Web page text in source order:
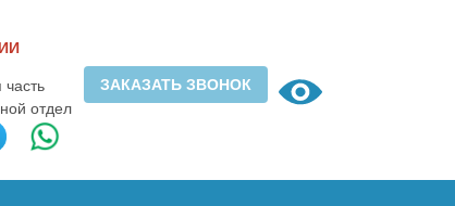
часть
отдел
ЗАКАЗАТЬ ЗВОНОК